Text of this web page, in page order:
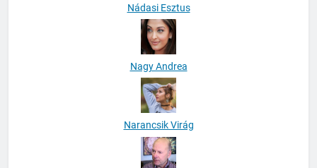
Nádasi Esztus
Nagy Andrea
Narancsik Virág